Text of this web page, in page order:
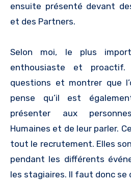
ensuite présenté devant
et des Partners.
Selon moi, le plus
enthousiaste et
questions et montrer que
pense qu’il est
présenter aux
Humaines et de leur parler.
tout le recrutement. Elles
pendant les différents
les stagiaires. Il faut donc se